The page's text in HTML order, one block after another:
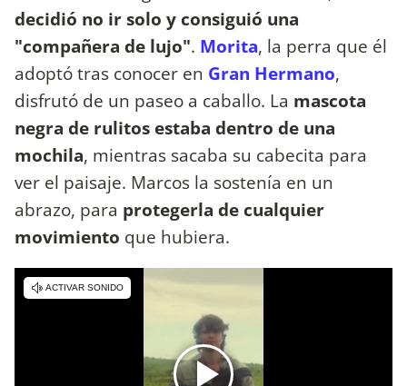
decidió no ir solo y consiguió una
"compañera de lujo". Morita, la perra que él
adoptó tras conocer en Gran Hermano,
disfrutó de un paseo a caballo. La mascota
negra de rulitos estaba dentro de una
mochila, mientras sacaba su cabecita para
ver el paisaje. Marcos la sostenía en un
abrazo, para protegerla de cualquier
movimiento que hubiera.